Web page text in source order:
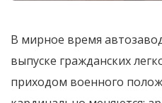
В мирное время
выпуске гражданских
приходом военного